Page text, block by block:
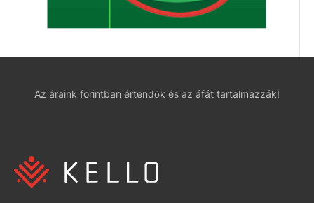
Az áraink forintban értendők és az áfát tartalmazzák!